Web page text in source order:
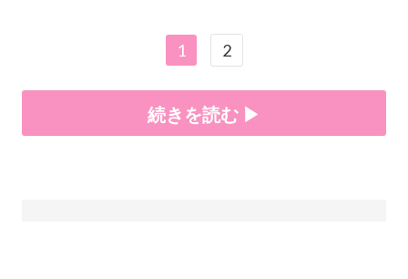
1 2
続きを読む ▶